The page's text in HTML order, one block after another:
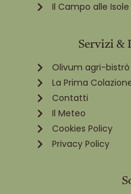
Il Campo alle Isole
Servizi &
Olivum agri-bistrò
La Prima
Contatti
Il Meteo
Cookies Policy
Privacy Policy